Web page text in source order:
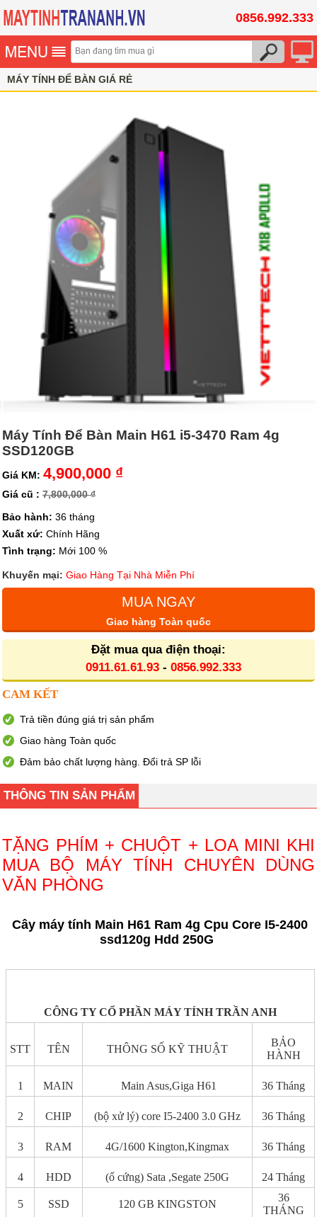
0856.992.333
MÁY TÍNH ĐỂ BÀN GIÁ RẺ
Máy Tính Để Bàn Main H61 i5-3470 Ram 4g
SSD120GB
Giá KM: 4,900,000 ₫
Giá cũ : 7,800,000 ₫
Bảo hành: 36 tháng
Xuất xứ: Chính Hãng
Tình trạng: Mới 100 %
Khuyến mại: Giao Hàng Tại Nhà Miễn Phí
MUA NGAY
Giao hàng Toàn quốc
Đặt mua qua điện thoại:
0911.61.61.93- 0856.992.333
CAM KẾT
Trả tiền đúng giá trị sản phẩm
Giao hàng Toàn quốc
Đảm bảo chất lượng hàng. Đổi trả SP lỗi
THÔNG TIN SẢN PHẨM
TẶNG PHÍM + CHUỘT + LOA MINI KHI
MUA BỘ MÁY TÍNH CHUYÊN DÙNG
VĂN PHÒNG
Cây máy tính Main H61 Ram 4g Cpu Core I5-2400
ssd120g Hdd 250G
CÔNG TY CỔ PHẦN MÁY TÍNH TRẦN ANH
STT TÊN THÔNG SỐ KỸ THUẬT
BẢO
HÀNH
1 MAIN Main Asus,Giga H61 36 Tháng
2 CHIP (bộ xử lý) core I5-2400 3.0 GHz 36 Tháng
3 RAM 4G/1600 Kington,Kingmax 36 Tháng
4 HDD (ổ cứng) Sata ,Segate 250G 24 Tháng
5 SSD 120 GB KINGSTON
36
THÁNG